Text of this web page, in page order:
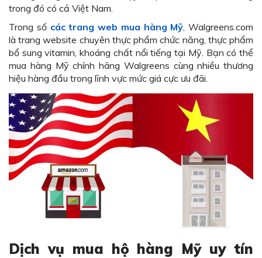
trong đó có cả Việt Nam.
Trong số các trang web mua hàng Mỹ , Walgreens.com
là trang website chuyên thực phẩm chức năng, thực phẩm
bổ sung vitamin, khoáng chất nổi tiếng tại Mỹ. Bạn có thể
mua hàng Mỹ chính hãng Walgreens cùng nhiều thương
hiệu hàng đầu trong lĩnh vực mức giá cực ưu đãi.
Dịch vụ mua hộ hàng Mỹ uy tín